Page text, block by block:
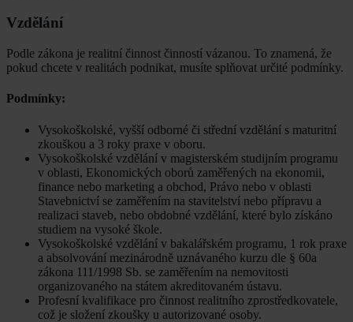
Vzdělání
Podle zákona je realitní činnost činností vázanou. To znamená, že
pokud chcete v realitách podnikat, musíte splňovat určité podmínky.
Podmínky:
Vysokoškolské, vyšší odborné či střední vzdělání s maturitní
zkouškou a 3 roky praxe v oboru.
Vysokoškolské vzdělání v magisterském studijním programu
v oblasti, Ekonomických oborů zaměřených na ekonomii,
finance nebo marketing a obchod, Právo nebo v oblasti
Stavebnictví se zaměřením na stavitelství nebo přípravu a
realizaci staveb, nebo obdobné vzdělání, které bylo získáno
studiem na vysoké škole.
Vysokoškolské vzdělání v bakalářském programu, 1 rok praxe
a absolvování mezinárodně uznávaného kurzu dle § 60a
zákona 111/1998 Sb. se zaměřením na nemovitosti
organizovaného na státem akreditovaném ústavu.
Profesní kvalifikace pro činnost realitního zprostředkovatele,
což je složení zkoušky u autorizované osoby.